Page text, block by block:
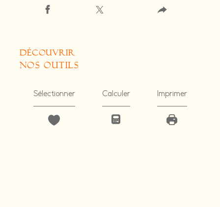
découvrir
nos outils
Sélectionner Calculer Imprimer